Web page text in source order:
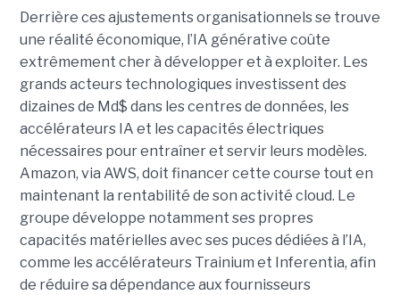
Derrière ces ajustements organisationnels se trouve
une réalité économique, l’IA générative coûte
extrêmement cher à développer et à exploiter. Les
grands acteurs technologiques investissent des
dizaines de Md$ dans les centres de données, les
accélérateurs IA et les capacités électriques
nécessaires pour entraîner et servir leurs modèles.
Amazon, via AWS, doit financer cette course tout en
maintenant la rentabilité de son activité cloud. Le
groupe développe notamment ses propres
capacités matérielles avec ses puces dédiées à l’IA,
comme les accélérateurs Trainium et Inferentia, afin
de réduire sa dépendance aux fournisseurs